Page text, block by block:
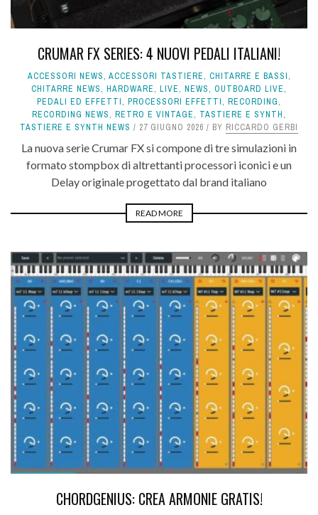
CRUMAR FX SERIES: 4 NUOVI PEDALI ITALIANI!
ACCESSORI NEWS, ACCESSORI TASTIERE, CHITARRE E BASSI,
CHITARRE NEWS, HARDWARE, LIVE, NEWS, OUTBOARD LIVE,
PEDALI ED EFFETTI, PROCESSORI EFFETTI, RECORDING,
RECORDING NEWS, RETRO E VINTAGE, TASTIERE E SYNTH,
TASTIERE E SYNTH NEWS
27 GIUGNO 2026 BY RICCARDO GERBI
La nuova serie Crumar FX si compone di tre simulazioni in
formato stompbox di altrettanti processori iconici e un
Delay originale progettato dal brand italiano
READ MORE
CHORDGENIUS: CREA ARMONIE GRATIS!